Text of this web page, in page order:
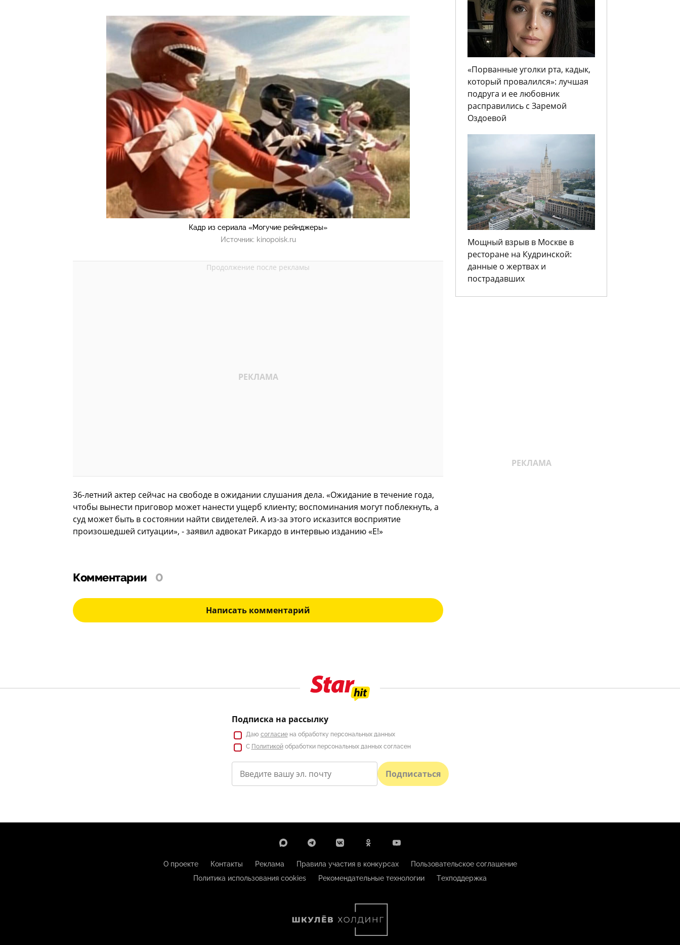
Кадр из сериала «Могучие рейнджеры»
Источник: kinopoisk.ru
36-летний актер сейчас на свободе в ожидании слушания дела. «Ожидание в течение года,
чтобы вынести приговор может нанести ущерб клиенту; воспоминания могут поблекнуть, а
суд может быть в состоянии найти свидетелей. А из-за этого исказится восприятие
произошедшей ситуации», - заявил адвокат Рикардо в интервью изданию «Е!»
Комментарии 0
Написать комментарий
«Порванные уголки рта, кадык,
который провалился»: лучшая
подруга и ее любовник
расправились с Заремой
Оздоевой
Мощный взрыв в Москве в
ресторане на Кудринской:
данные о жертвах и
пострадавших
Подписка на рассылку
Даю согласиена обработку персональных данных
С Политикойобработки персональных данных согласен
Подписаться
О проекте Контакты Реклама Правила участия в конкурсах
Пользовательское соглашение
Политика использования cookies
Рекомендательные технологии Техподдержка